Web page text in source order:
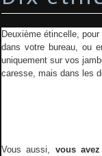
Deuxième étincelle,
dans votre bureau, ou
uniquement sur vos
caresse, mais dans les
Vous aussi, vous